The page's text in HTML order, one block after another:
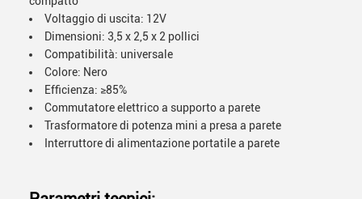
Voltaggio di uscita: 12V
Dimensioni: 3,5 x 2,5 x 2 pollici
Compatibilità: universale
Colore: Nero
Efficienza: ≥85%
Commutatore elettrico a supporto a parete
Trasformatore di potenza mini a presa a parete
Interruttore di alimentazione portatile a parete